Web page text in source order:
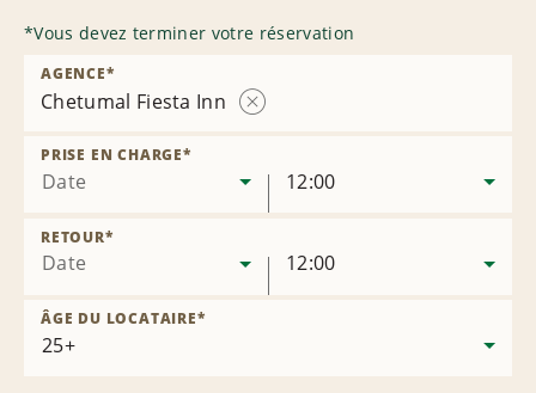
*Vous devez terminer votre réservation
Chetumal Fiesta Inn
AGENCE*
Date
PRISE EN CHARGE*
12:00
Date
RETOUR*
12:00
ÂGE DU LOCATAIRE*